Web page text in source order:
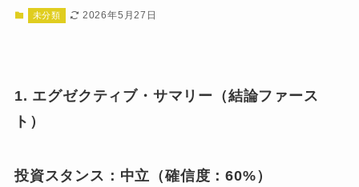
未分類 2026年5月27日
1. エグゼクティブ・サマリー（結論ファース
ト）
投資スタンス：中立（確信度：60%）